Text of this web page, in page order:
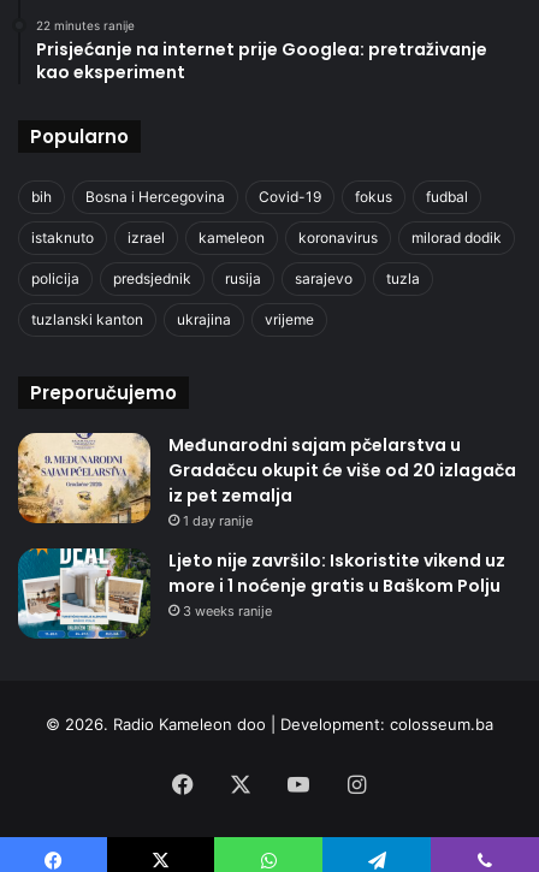
22 minutes ranije
Prisjećanje na internet prije Googlea: pretraživanje
kao eksperiment
Popularno
bih Bosna i Hercegovina Covid-19 fokus fudbal
istaknuto izrael kameleon koronavirus milorad dodik
policija predsjednik rusija sarajevo tuzla
tuzlanski kanton ukrajina vrijeme
Preporučujemo
Međunarodni sajam pčelarstva u
Gradačcu okupit će više od 20 izlagača
iz pet zemalja
1 day ranije
Ljeto nije završilo: Iskoristite vikend uz
more i 1 noćenje gratis u Baškom Polju
3 weeks ranije
© 2026. Radio Kameleon doo | Development: colosseum.ba
Facebook YouTubeInstagram